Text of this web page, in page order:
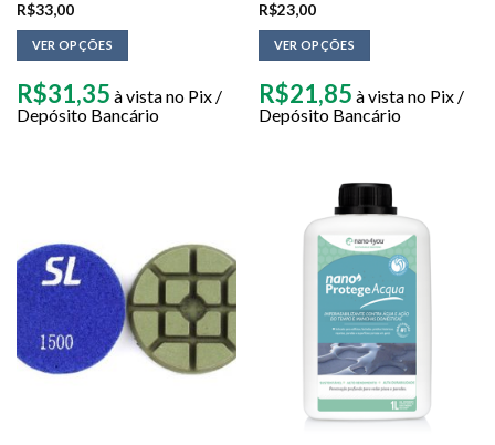
R$33,00
VER OPÇÕES
R$31,35 à vista no Pix /
Depósito Bancário
R$23,00
VER OPÇÕES
R$21,85 à vista no Pix /
Depósito Bancário